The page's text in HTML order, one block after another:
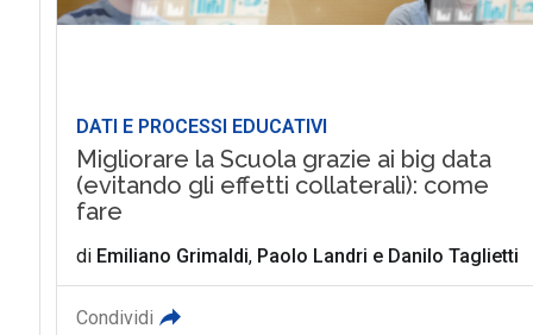
DATI E PROCESSI EDUCATIVI
Migliorare la Scuola grazie ai big data
(evitando gli effetti collaterali): come
fare
di Emiliano Grimaldi, Paolo Landri e Danilo Taglietti
Condividi